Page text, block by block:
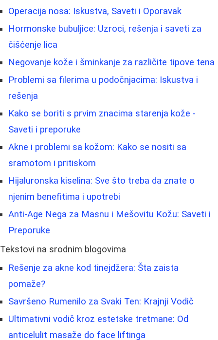
Operacija nosa: Iskustva, Saveti i Oporavak
Hormonske bubuljice: Uzroci, rešenja i saveti za
čišćenje lica
Negovanje kože i šminkanje za različite tipove tena
Problemi sa filerima u podočnjacima: Iskustva i
rešenja
Kako se boriti s prvim znacima starenja kože -
Saveti i preporuke
Akne i problemi sa kožom: Kako se nositi sa
sramotom i pritiskom
Hijaluronska kiselina: Sve što treba da znate o
njenim benefitima i upotrebi
Anti-Age Nega za Masnu i Mešovitu Kožu: Saveti i
Preporuke
Tekstovi na srodnim blogovima
Rešenje za akne kod tinejdžera: Šta zaista
pomaže?
Savršeno Rumenilo za Svaki Ten: Krajnji Vodič
Ultimativni vodič kroz estetske tretmane: Od
anticelulit masaže do face liftinga